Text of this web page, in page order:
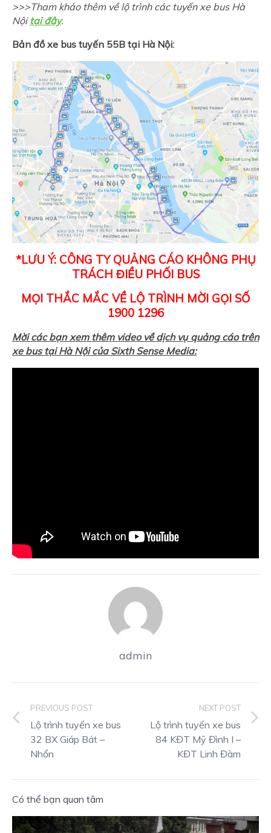
>>>Tham khảo thêm về lộ trình các tuyến xe bus Hà
Nội tại đây.
Bản đồ xe bus tuyến 55B tại Hà Nội:
*LƯU Ý: CÔNG TY QUẢNG CÁO KHÔNG PHỤ
TRÁCH ĐIỀU PHỐI BUS
MỌI THẮC MẮC VỀ LỘ TRÌNH MỜI GỌI SỐ
1900 1296
Mời các bạn xem thêm video về dịch vụ quảng cáo trên
xe bus tại Hà Nội của Sixth Sense Media:
admin
PREVIOUS POST
Lộ trình tuyến xe bus
32 BX Giáp Bát –
Nhổn
NEXT POST
Lộ trình tuyến xe bus
84 KĐT Mỹ Đình I –
KĐT Linh Đàm
Có thể bạn quan tâm